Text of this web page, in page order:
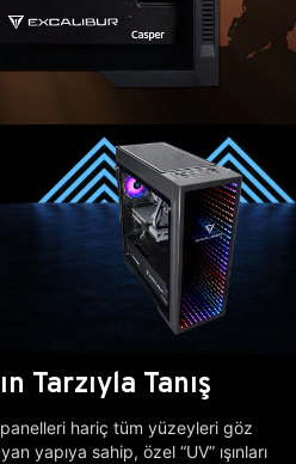
Tarzıyla Tanış
hariç tüm yüzeyleri göz
yapıya sahip, özel “UV” ışınları